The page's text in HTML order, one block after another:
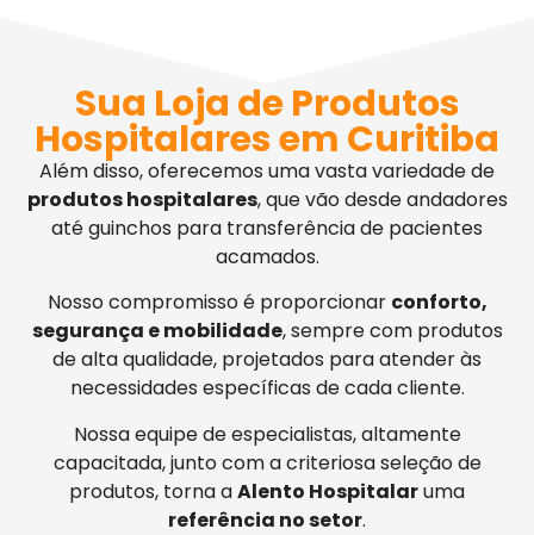
Sua Loja de Produtos
Hospitalares em Curitiba
Além disso, oferecemos uma vasta variedade de
produtos hospitalares, que vão desde andadores
até guinchos para transferência de pacientes
acamados.
Nosso compromisso é proporcionar conforto,
segurança e mobilidade, sempre com produtos
de alta qualidade, projetados para atender às
necessidades específicas de cada cliente.
Nossa equipe de especialistas, altamente
capacitada, junto com a criteriosa seleção de
produtos, torna aAlento Hospitalaruma
referência no setor.